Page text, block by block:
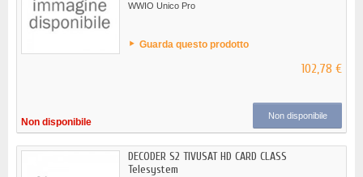
WWIO Unico Pro
Guarda questo prodotto
102,78 €
Non disponibile
Non disponibile
DECODER S2 TIVUSAT HD CARD CLASS
Telesystem